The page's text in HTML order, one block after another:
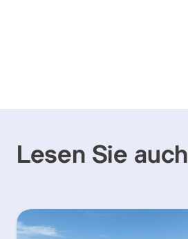
Lesen Sie auch